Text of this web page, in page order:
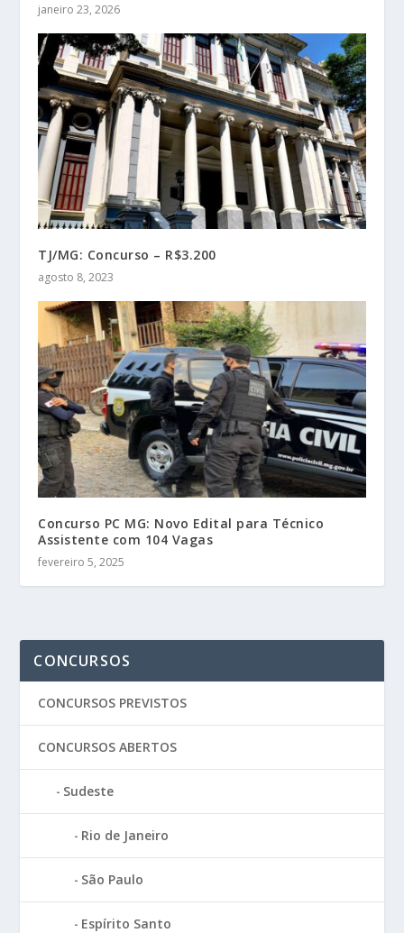
janeiro 23, 2026
TJ/MG: Concurso – R$3.200
agosto 8, 2023
Concurso PC MG: Novo Edital para Técnico
Assistente com 104 Vagas
fevereiro 5, 2025
CONCURSOS
CONCURSOS PREVISTOS
CONCURSOS ABERTOS
Sudeste
Rio de Janeiro
São Paulo
Espírito Santo